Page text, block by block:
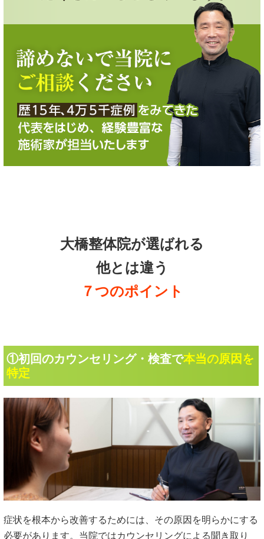
大橋整体院が選ばれる
他とは違う
７つのポイント
①初回のカウンセリング・検査で本当の原因を
特定
症状を根本から改善するためには、その原因を明らかにする
必要があります。当院ではカウンセリングによる聞き取り